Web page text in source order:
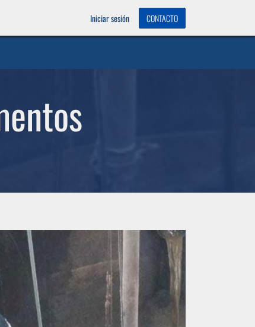
Iniciar sesión CONTACTO